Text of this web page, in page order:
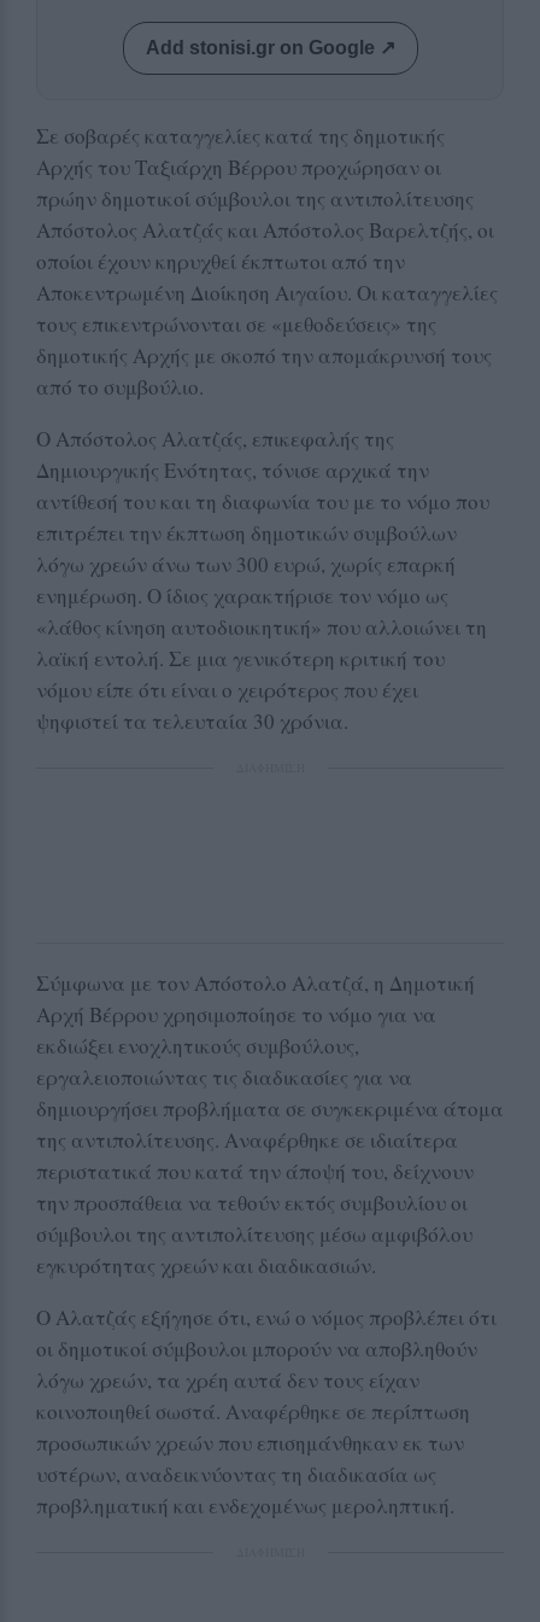
Add stonisi.gr on Google ↗
Σε σοβαρές καταγγελίες κατά της δημοτικής
Αρχής του Ταξιάρχη Βέρρου προχώρησαν οι
πρώην δημοτικοί σύμβουλοι της αντιπολίτευσης
Απόστολος Αλατζάς και Απόστολος Βαρελτζής, οι
οποίοι έχουν κηρυχθεί έκπτωτοι από την
Αποκεντρωμένη Διοίκηση Αιγαίου. Οι καταγγελίες
τους επικεντρώνονται σε «μεθοδεύσεις» της
δημοτικής Αρχής με σκοπό την απομάκρυνσή τους
από το συμβούλιο.
Ο Απόστολος Αλατζάς, επικεφαλής της
Δημιουργικής Ενότητας, τόνισε αρχικά την
αντίθεσή του και τη διαφωνία του με το νόμο που
επιτρέπει την έκπτωση δημοτικών συμβούλων
λόγω χρεών άνω των 300 ευρώ, χωρίς επαρκή
ενημέρωση. Ο ίδιος χαρακτήρισε τον νόμο ως
«λάθος κίνηση αυτοδιοικητική» που αλλοιώνει τη
λαϊκή εντολή. Σε μια γενικότερη κριτική του
νόμου είπε ότι είναι ο χειρότερος που έχει
ψηφιστεί τα τελευταία 30 χρόνια.
Σύμφωνα με τον Απόστολο Αλατζά, η Δημοτική
Αρχή Βέρρου χρησιμοποίησε το νόμο για να
εκδιώξει ενοχλητικούς συμβούλους,
εργαλειοποιώντας τις διαδικασίες για να
δημιουργήσει προβλήματα σε συγκεκριμένα άτομα
της αντιπολίτευσης. Αναφέρθηκε σε ιδιαίτερα
περιστατικά που κατά την άποψή του, δείχνουν
την προσπάθεια να τεθούν εκτός συμβουλίου οι
σύμβουλοι της αντιπολίτευσης μέσω αμφιβόλου
εγκυρότητας χρεών και διαδικασιών.
Ο Αλατζάς εξήγησε ότι, ενώ ο νόμος προβλέπει ότι
οι δημοτικοί σύμβουλοι μπορούν να αποβληθούν
λόγω χρεών, τα χρέη αυτά δεν τους είχαν
κοινοποιηθεί σωστά. Αναφέρθηκε σε περίπτωση
προσωπικών χρεών που επισημάνθηκαν εκ των
υστέρων, αναδεικνύοντας τη διαδικασία ως
προβληματική και ενδεχομένως μεροληπτική.